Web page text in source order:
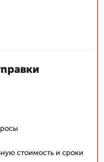
стоимость и сроки